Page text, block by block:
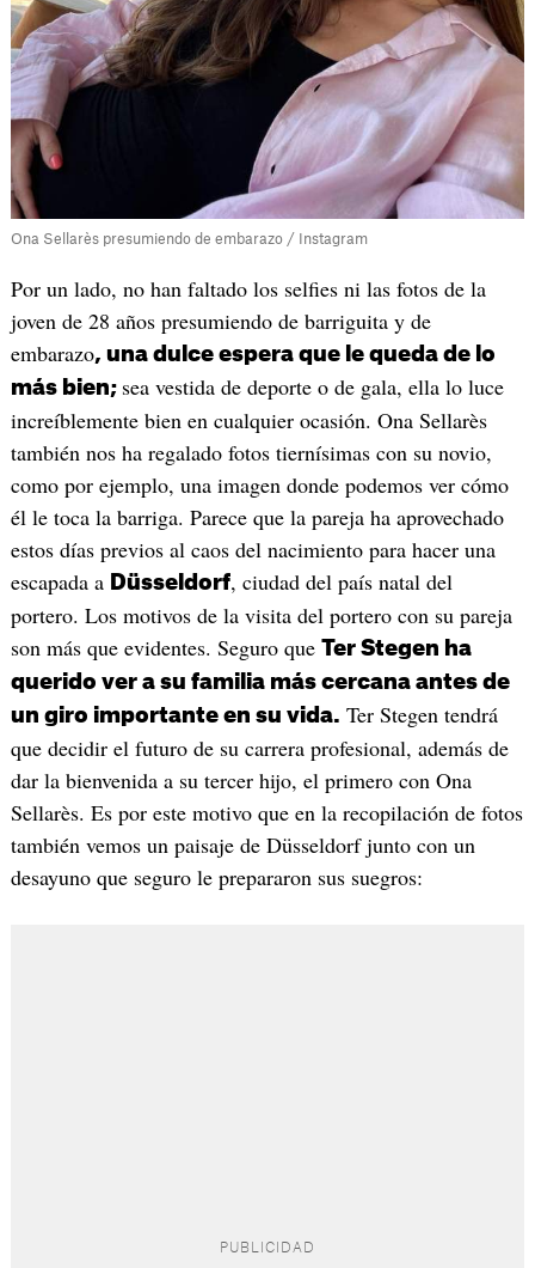
Ona Sellarès presumiendo de embarazo / Instagram
Por un lado, no han faltado los selfies ni las fotos de la
joven de 28 años presumiendo de barriguita y de
embarazo, una dulce espera que le queda de lo
más bien; sea vestida de deporte o de gala, ella lo luce
increíblemente bien en cualquier ocasión. Ona Sellarès
también nos ha regalado fotos tiernísimas con su novio,
como por ejemplo, una imagen donde podemos ver cómo
él le toca la barriga. Parece que la pareja ha aprovechado
estos días previos al caos del nacimiento para hacer una
escapada a Düsseldorf, ciudad del país natal del
portero. Los motivos de la visita del portero con su pareja
son más que evidentes. Seguro que Ter Stegen ha
querido ver a su familia más cercana antes de
un giro importante en su vida. Ter Stegen tendrá
que decidir el futuro de su carrera profesional, además de
dar la bienvenida a su tercer hijo, el primero con Ona
Sellarès. Es por este motivo que en la recopilación de fotos
también vemos un paisaje de Düsseldorf junto con un
desayuno que seguro le prepararon sus suegros: